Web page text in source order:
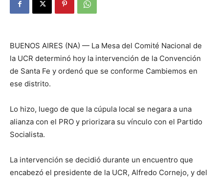
BUENOS AIRES (NA) — La Mesa del Comité Nacional de
la UCR determinó hoy la intervención de la Convención
de Santa Fe y ordenó que se conforme Cambiemos en
ese distrito.
Lo hizo, luego de que la cúpula local se negara a una
alianza con el PRO y priorizara su vínculo con el Partido
Socialista.
La intervención se decidió durante un encuentro que
encabezó el presidente de la UCR, Alfredo Cornejo, y del